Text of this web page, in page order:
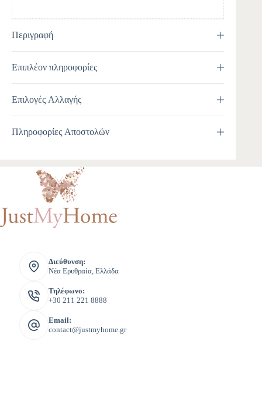
Περιγραφή
Επιπλέον πληροφορίες
Επιλογές Αλλαγής
Πληροφορίες Αποστολών
Διεύθυνση:
Νέα Ερυθραία, Ελλάδα
Τηλέφωνο:
+30 211 221 8888
Email:
contact@justmyhome.gr